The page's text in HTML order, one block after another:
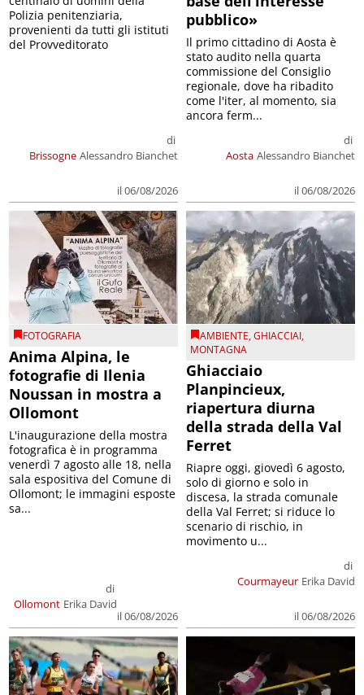
Brissogne
di
Alessandro Bianchet
il 06/08/2026
Polizia penitenziaria,
provenienti da tutti gli istituti
del Provveditorato
pubblico»
Aosta
di
Alessandro Bianchet
il 06/08/2026
Il primo cittadino di Aosta è
stato audito nella quarta
commissione del Consiglio
regionale, dove ha ribadito
come l'iter, al momento, sia
ancora ferm...
FOTOGRAFIA
Anima Alpina, le
fotografie di Ilenia
Noussan in mostra a
Ollomont
Ollomont
di
Erika David
il 06/08/2026
L'inaugurazione della mostra
fotografica è in programma
venerdì 7 agosto alle 18, nella
sala espositiva del Comune di
Ollomont; le immagini esposte
sa...
AMBIENTE,GHIACCIAI,
MONTAGNA
Ghiacciaio
Planpincieux,
riapertura diurna
della strada della Val
Ferret
Courmayeur
di
Erika David
il 06/08/2026
Riapre oggi, giovedì 6 agosto,
solo di giorno e solo in
discesa, la strada comunale
della Val Ferret; si riduce lo
scenario di rischio, in
movimento u...